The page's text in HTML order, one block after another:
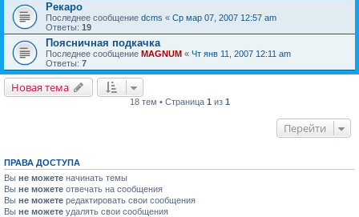
Рекаро
Последнее сообщение dcms « Ср мар 07, 2007 12:57 am
Ответы: 19
Поясничная подкачка
Последнее сообщение MAGNUM « Чт янв 11, 2007 12:11 am
Ответы: 7
Новая тема
18 тем • Страница 1 из 1
Перейти
ПРАВА ДОСТУПА
Вы не можете начинать темы
Вы не можете отвечать на сообщения
Вы не можете редактировать свои сообщения
Вы не можете удалять свои сообщения